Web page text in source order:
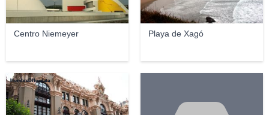
Centro Niemeyer Playa de Xagó
HombreDHojalata